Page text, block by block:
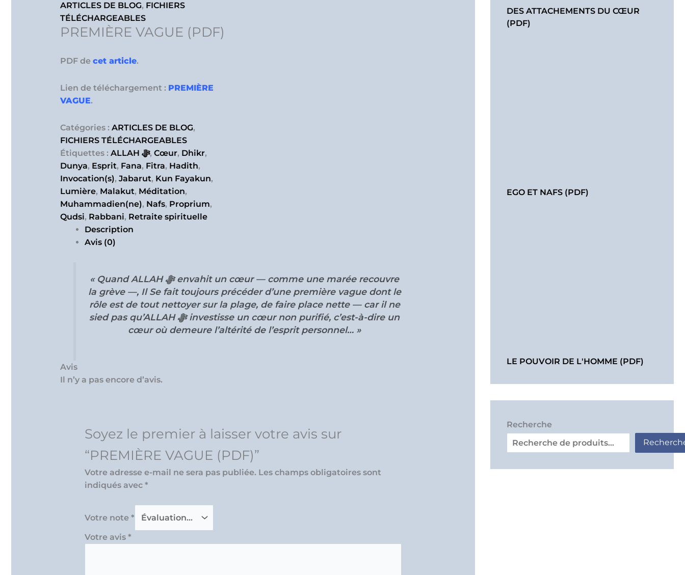
ARTICLES DE BLOG, FICHIERS
TÉLÉCHARGEABLES
PREMIÈRE VAGUE (PDF)
PDF de cet article.
Lien de téléchargement : PREMIÈRE
VAGUE.
Catégories : ARTICLES DE BLOG,
FICHIERS TÉLÉCHARGEABLES
Étiquettes :
ALLAH ﷻ, Cœur, Dhikr,
Dunya, Esprit, Fana, Fitra, Hadith,
Invocation(s), Jabarut, Kun Fayakun,
Lumière, Malakut, Méditation,
Muhammadien(ne), Nafs, Proprium,
Qudsi, Rabbani, Retraite spirituelle
Description
Avis (0)
« Quand ALLAH ﷻ envahit un cœur — comme une marée recouvre
la grève —, Il Se fait toujours précéder d’une première vague dont le
rôle est de tout nettoyer sur la plage, de faire place nette — car il ne
sied pas qu’ALLAH ﷻ investisse un cœur non purifié, c’est-à-dire un
cœur où demeure l’altérité de l’esprit personnel… »
Avis
Il n’y a pas encore d’avis.
Soyez le premier à laisser votre avis sur
“PREMIÈRE VAGUE (PDF)”
Votre adresse e-mail ne sera pas publiée. Les champs obligatoires sont
indiqués avec *
Votre note *
Votre avis *
DES ATTACHEMENTS DU CŒUR
(PDF)
EGO ET NAFS (PDF)
LE POUVOIR DE L'HOMME (PDF)
Recherche